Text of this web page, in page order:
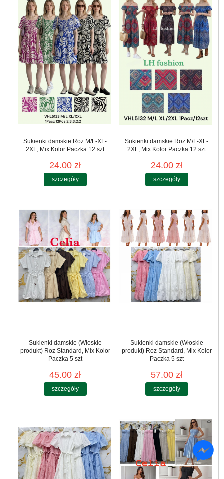
Sukienki damskie Roz M/L-XL-
2XL, Mix Kolor Paczka 12 szt
24.00 zł
szczegóły
Sukienki damskie Roz M/L-XL-
2XL, Mix Kolor Paczka 12 szt
24.00 zł
szczegóły
Sukienki damskie (Włoskie
produkt) Roz Standard, Mix Kolor
Paczka 5 szt
45.00 zł
szczegóły
Sukienki damskie (Włoskie
produkt) Roz Standard, Mix Kolor
Paczka 5 szt
57.00 zł
szczegóły